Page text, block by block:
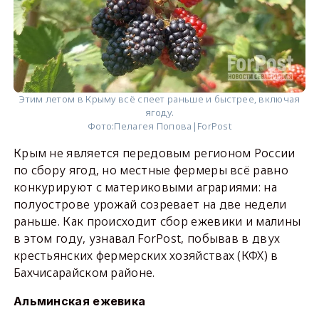
Этим летом в Крыму всё спеет раньше и быстрее, включая
ягоду.
Фото:Пелагея Попова|ForPost
Крым не является передовым регионом России
по сбору ягод, но местные фермеры всё равно
конкурируют с материковыми аграриями: на
полуострове урожай созревает на две недели
раньше. Как происходит сбор ежевики и малины
в этом году, узнавал ForPost, побывав в двух
крестьянских фермерских хозяйствах (КФХ) в
Бахчисарайском районе.
Альминская ежевика